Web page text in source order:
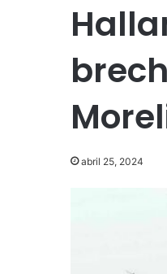
abril 25, 2024